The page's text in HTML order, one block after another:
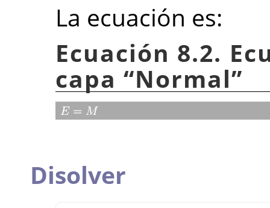
La ecuación es:
Ecuación 8.2.
capa “Normal”
Disolver